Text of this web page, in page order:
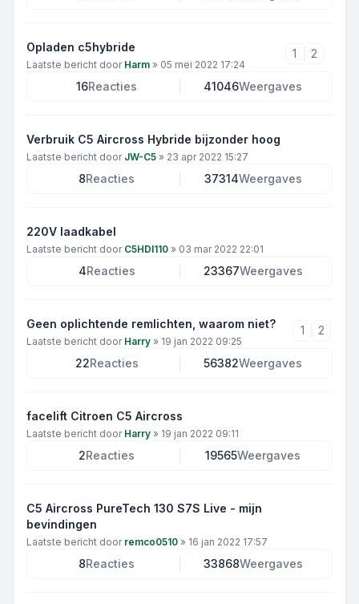
Opladen c5hybride
Laatste bericht door Harm » 05 mei 2022 17:24
1 2
16Reacties 41046Weergaves
Verbruik C5 Aircross Hybride bijzonder hoog
Laatste bericht door JW-C5 » 23 apr 2022 15:27
8Reacties 37314Weergaves
220V laadkabel
Laatste bericht door C5HDI110 » 03 mar 2022 22:01
4Reacties 23367Weergaves
Geen oplichtende remlichten, waarom niet?
Laatste bericht door Harry » 19 jan 2022 09:25
1 2
22Reacties 56382Weergaves
facelift Citroen C5 Aircross
Laatste bericht door Harry » 19 jan 2022 09:11
2Reacties 19565Weergaves
C5 Aircross PureTech 130 S7S Live - mijn
bevindingen
Laatste bericht door remco0510 » 16 jan 2022 17:57
8Reacties 33868Weergaves